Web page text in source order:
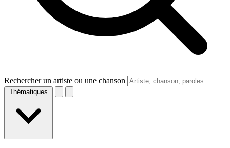
Rechercher un artiste ou une chanson
Thématiques